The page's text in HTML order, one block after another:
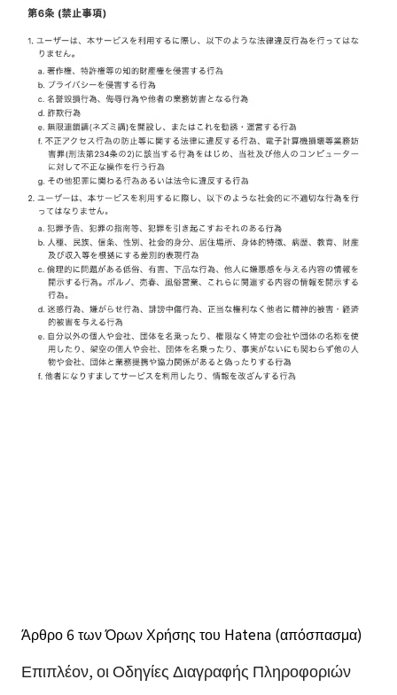
Άρθρο 6 των Όρων Χρήσης του Hatena (απόσπασμα)
Επιπλέον, οι Οδηγίες Διαγραφής Πληροφοριών